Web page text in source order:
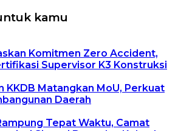
kamu
Komitmen Zero Accident,
Supervisor K3 Konstruksi
KKDB Matangkan MoU, Perkuat
Daerah
Tepat Waktu, Camat